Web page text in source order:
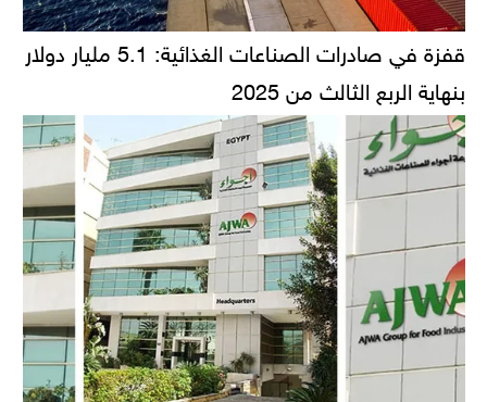
قفزة في صادرات الصناعات الغذائية: 5.1 مليار دولار
بنهاية الربع الثالث من 2025